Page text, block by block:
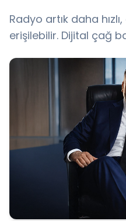
Radyo artık daha
erişilebilir. Dijital çağ